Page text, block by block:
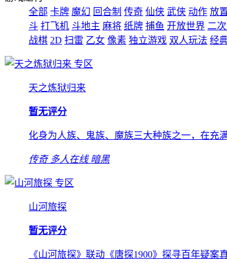
全部 卡牌 魔幻 回合制 传奇 仙侠 武侠 动作 放
斗 打飞机 斗地主 麻将 纸牌 捕鱼 开放世界 二
战棋 2D 扫雷 乙女 像素 独立游戏 双人玩法 经
专区
天之炼狱归来
暂无评分
化身为人族、鬼族、魔族三大种族之一，在充
传奇 多人在线 暗黑
专区
山河旅探
暂无评分
《山河旅探》联动《唐探1900》探寻百年疑案真